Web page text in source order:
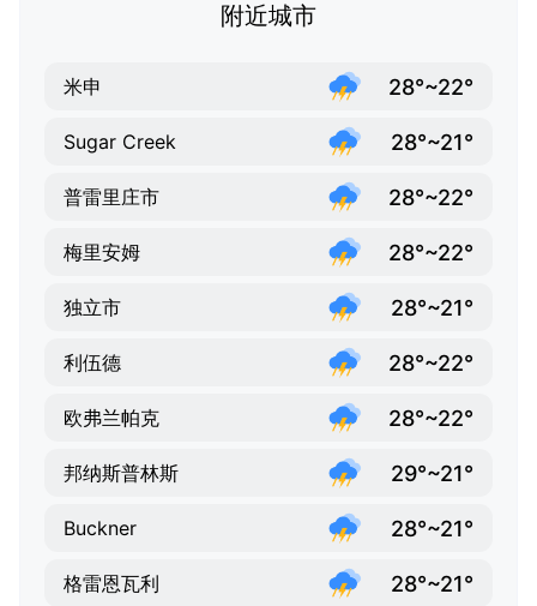
附近城市
米申 28°~22°
Sugar Creek 28°~21°
普雷里庄市 28°~22°
梅里安姆 28°~22°
独立市 28°~21°
利伍德 28°~22°
欧弗兰帕克 28°~22°
邦纳斯普林斯 29°~21°
Buckner 28°~21°
格雷恩瓦利 28°~21°